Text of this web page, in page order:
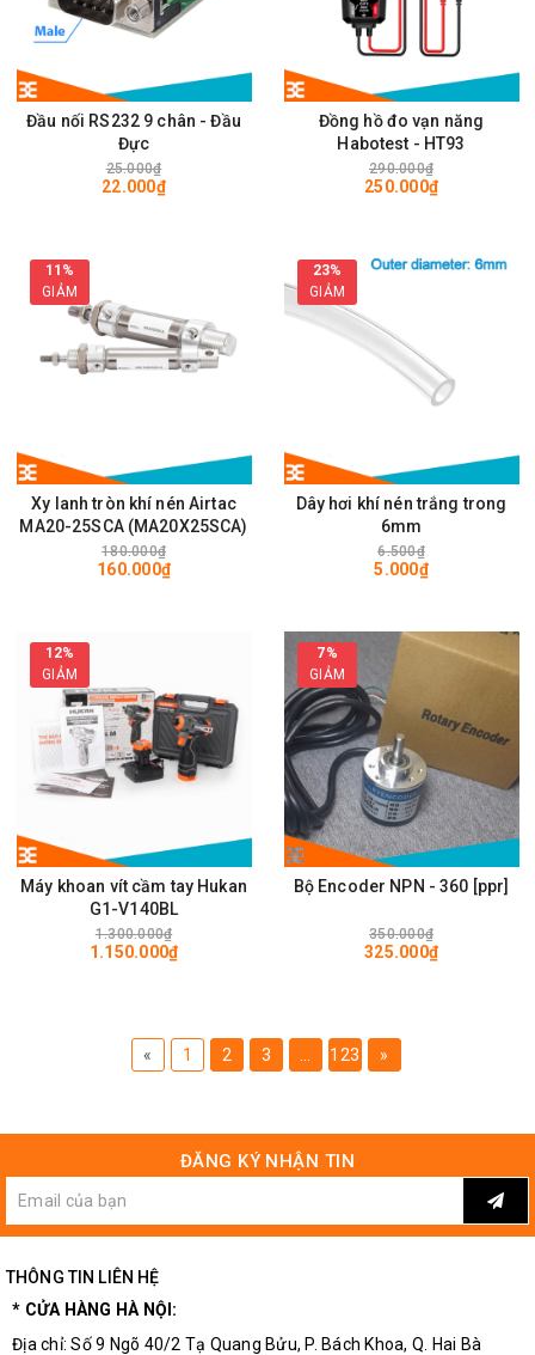
Đầu nối RS232 9 chân - Đầu
Đực
25.000₫
22.000₫
Đồng hồ đo vạn năng
Habotest - HT93
290.000₫
250.000₫
11%
GIẢM
Xy lanh tròn khí nén Airtac
MA20-25SCA (MA20X25SCA)
180.000₫
160.000₫
23%
GIẢM
Dây hơi khí nén trắng trong
6mm
6.500₫
5.000₫
12%
GIẢM
Máy khoan vít cầm tay Hukan
G1-V140BL
1.300.000₫
1.150.000₫
7%
GIẢM
Bộ Encoder NPN - 360 [ppr]
350.000₫
325.000₫
« 1 2 3 123 »
ĐĂNG KÝ NHẬN TIN
THÔNG TIN LIÊN HỆ
* CỬA HÀNG HÀ NỘI:
Địa chỉ: Số 9 Ngõ 40/2 Tạ Quang Bửu, P. Bách Khoa, Q. Hai Bà